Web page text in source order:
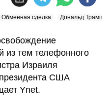
Обменная сделка Дональд Трамп
из тем телефонного
Израиля
США
Ynet.